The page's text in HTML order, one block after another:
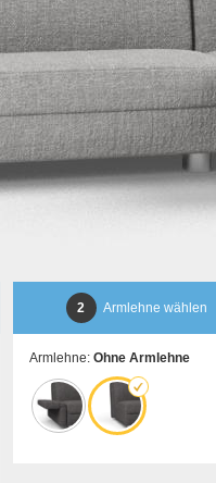
2 Armlehne wählen
Armlehne: Ohne Armlehne